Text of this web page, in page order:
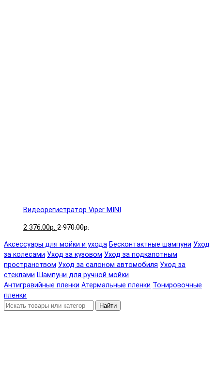
Видеорегистратор Viper MINI
2 376.00р. 2 970.00р.
Аксессуары для мойки и ухода Бесконтактные шампуни Уход
за колесами Уход за кузовом Уход за подкапотным
пространством Уход за салоном автомобиля Уход за
стеклами Шампуни для ручной мойки
Антигравийные пленки Атермальные пленки Тонировочные
пленки
Найти